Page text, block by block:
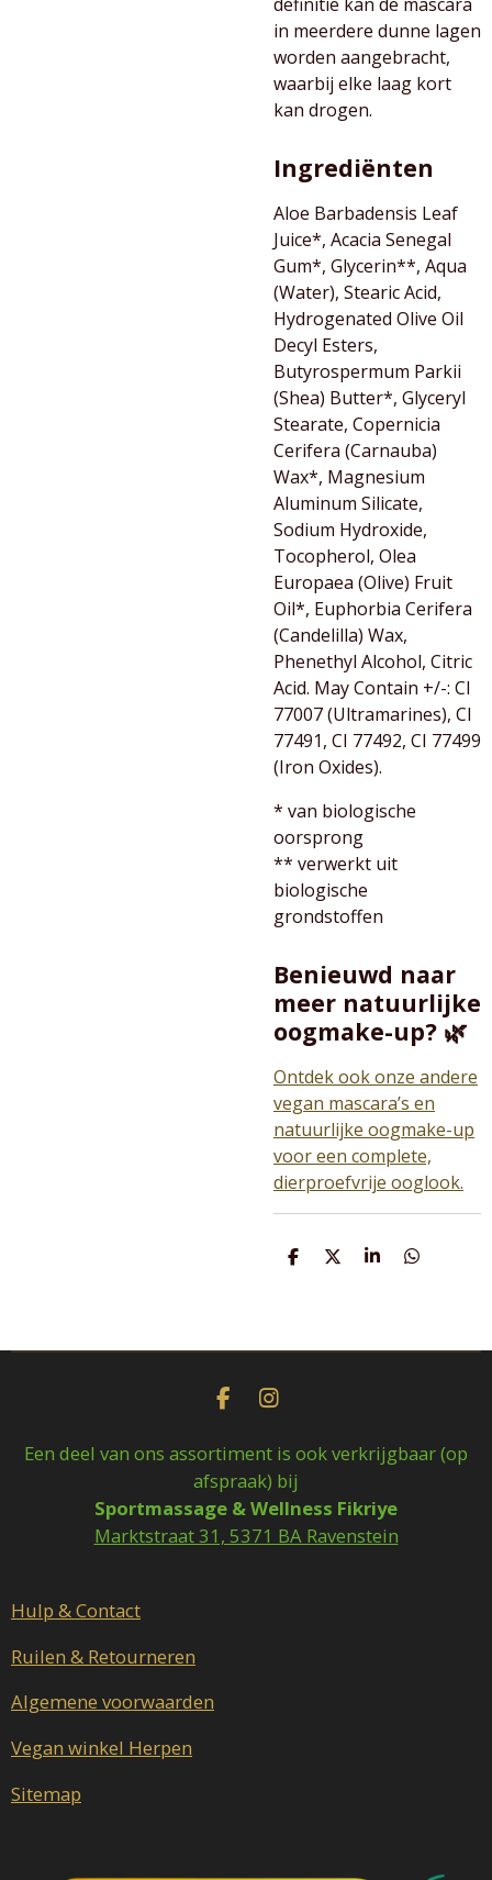
in meerdere dunne lagen
worden aangebracht,
waarbij elke laag kort
kan drogen.
Ingrediënten
Aloe Barbadensis Leaf
Juice*, Acacia Senegal
Gum*, Glycerin**, Aqua
(Water), Stearic Acid,
Hydrogenated Olive Oil
Decyl Esters,
Butyrospermum Parkii
(Shea) Butter*, Glyceryl
Stearate, Copernicia
Cerifera (Carnauba)
Wax*, Magnesium
Aluminum Silicate,
Sodium Hydroxide,
Tocopherol, Olea
Europaea (Olive) Fruit
Oil*, Euphorbia Cerifera
(Candelilla) Wax,
Phenethyl Alcohol, Citric
Acid. May Contain +/-: CI
77007 (Ultramarines), CI
77491, CI 77492, CI 77499
(Iron Oxides).
* van biologische
oorsprong
** verwerkt uit
biologische
grondstoffen
Benieuwd naar
meer natuurlijke
oogmake-up? 🌿
Ontdek ook onze andere
vegan mascara’s en
natuurlijke oogmake-up
voor een complete,
dierproefvrije ooglook.
D
D
S
D
F
c
e
b
o
o
k
I
s
t
a
g
r
a
Een deel van ons assortiment is ook verkrijgbaar (op
afspraak) bij
Sportmassage & Wellness Fikriye
Marktstraat 31, 5371 BA Ravenstein
Hulp & Contact
Ruilen & Retourneren
Algemene voorwaarden
Vegan winkel Herpen
Sitemap